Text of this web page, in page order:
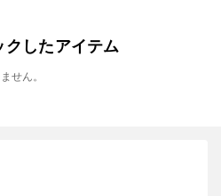
クしたアイテム
せん。